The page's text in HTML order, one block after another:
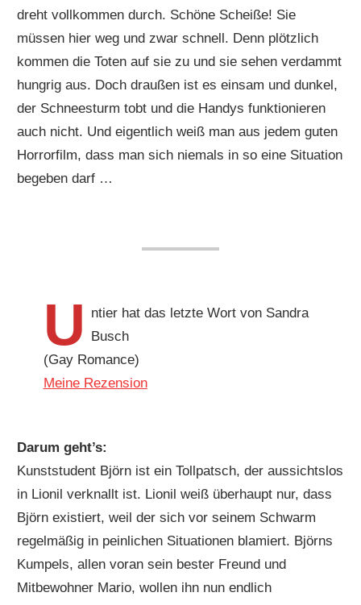
dreht vollkommen durch. Schöne Scheiße! Sie
müssen hier weg und zwar schnell. Denn plötzlich
kommen die Toten auf sie zu und sie sehen verdammt
hungrig aus. Doch draußen ist es einsam und dunkel,
der Schneesturm tobt und die Handys funktionieren
auch nicht. Und eigentlich weiß man aus jedem guten
Horrorfilm, dass man sich niemals in so eine Situation
begeben darf …
U
ntier hat das letzte Wort von Sandra
Busch
(Gay Romance)
Meine Rezension
Darum geht’s:
Kunststudent Björn ist ein Tollpatsch, der aussichtslos
in Lionil verknallt ist. Lionil weiß überhaupt nur, dass
Björn existiert, weil der sich vor seinem Schwarm
regelmäßig in peinlichen Situationen blamiert. Björns
Kumpels, allen voran sein bester Freund und
Mitbewohner Mario, wollen ihn nun endlich